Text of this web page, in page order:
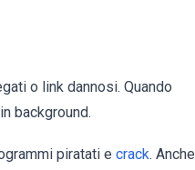
o link dannosi. Quando
background.
piratati e crack. Anche